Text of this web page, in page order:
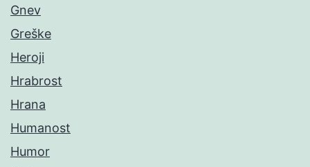
Gnev
Greške
Heroji
Hrabrost
Hrana
Humanost
Humor